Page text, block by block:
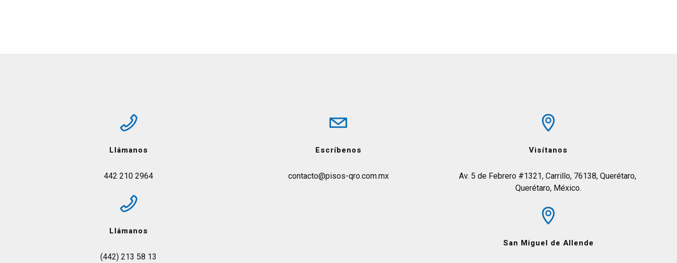
Llámanos
442 210 2964
Llámanos
(442) 213 58 13
Escríbenos
contacto@pisos-qro.com.mx
Visítanos
Av. 5 de Febrero #1321, Carrillo, 76138, Querétaro,
Querétaro, México.
San Miguel de Allende